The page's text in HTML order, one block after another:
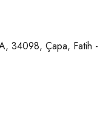
34098, Çapa, Fatih -